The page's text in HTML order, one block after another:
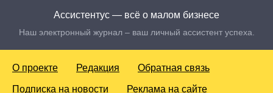
Ассистентус — всё о малом бизнесе
Наш электронный журнал – ваш личный ассистент успеха.
О проекте Редакция Обратная связь
Подписка на новости Реклама на сайте